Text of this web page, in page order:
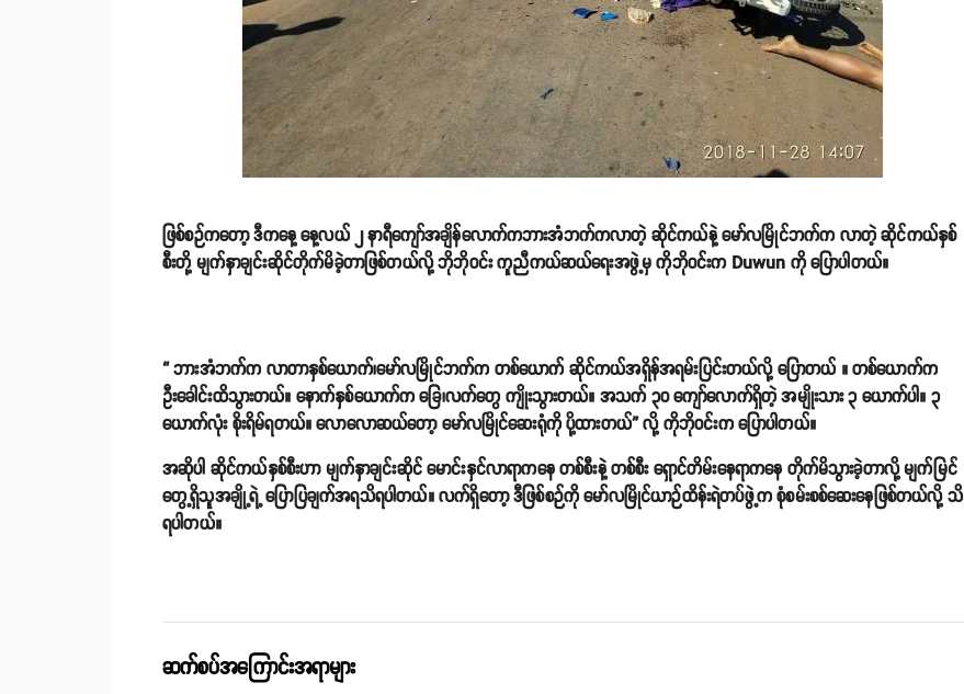
ဖြစ်စဉ်ကတော့ ဒီကနေ့ နေ့လယ် ၂ နာရီကျော်အချိန်လောက်ကဘားအံဘက်ကလာတဲ့ ဆိုင်ကယ်နဲ့ မော်လမြိုင်ဘက်က လာတဲ့ ဆိုင်ကယ်နှစ်
စီးတို့ မျက်နှာချင်းဆိုင်တိုက်မိခဲ့တာဖြစ်တယ်လို့ ဘိုဘိုဝင်း ကူညီကယ်ဆယ်ရေးအဖွဲ့မှ ကိုဘိုဝင်းက Duwun ကို ပြောပါတယ်။
“ ဘားအံဘက်က လာတာနှစ်ယောက်၊မော်လမြိုင်ဘက်က တစ်ယောက် ဆိုင်ကယ်အရှိန်အရမ်းပြင်းတယ်လို့ ပြောတယ် ။ တစ်ယောက်က
ဦးခေါင်းထိသွားတယ်။ နောက်နှစ်ယောက်က ခြေ၊လက်တွေ ကျိုးသွားတယ်။ အသက် ၃၀ ကျော်လောက်ရှိတဲ့ အမျိုးသား ၃ ယောက်ပါ။ ၃
ယောက်လုံး စိုးရိမ်ရတယ်။ လောလောဆယ်တော့ မော်လမြိုင်ဆေးရုံကို ပို့ထားတယ်” လို့ ကိုဘိုဝင်းက ပြောပါတယ်။
အဆိုပါ ဆိုင်ကယ်နှစ်စီးဟာ မျက်နှာချင်းဆိုင် မောင်းနှင်လာရာကနေ တစ်စီးနဲ့ တစ်စီး ရှောင်တိမ်းနေရာကနေ တိုက်မိသွားခဲ့တာလို့ မျက်မြင်
တွေ့ရှိသူအချို့ရဲ့ ပြောပြချက်အရသိရပါတယ်။ လက်ရှိတော့ ဒီဖြစ်စဉ်ကို မော်လမြိုင်ယာဉ်ထိန်းရဲတပ်ဖွဲ့က စုံစမ်းစစ်ဆေးနေဖြစ်တယ်လို့ သိ
ရပါတယ်။
ဆက်စပ်အကြောင်းအရာများ